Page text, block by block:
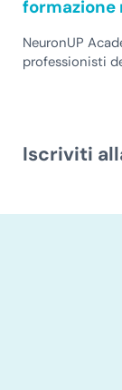
formazione
NeuronUP
professionisti
Iscriviti